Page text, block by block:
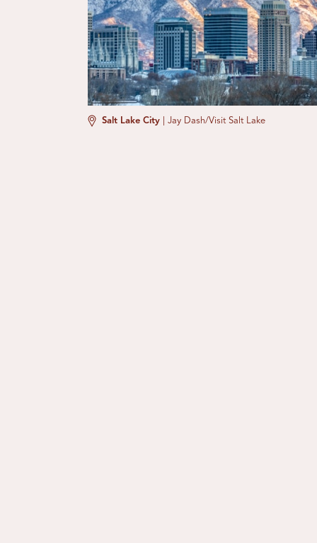
Salt Lake City |Jay Dash/Visit Salt Lake